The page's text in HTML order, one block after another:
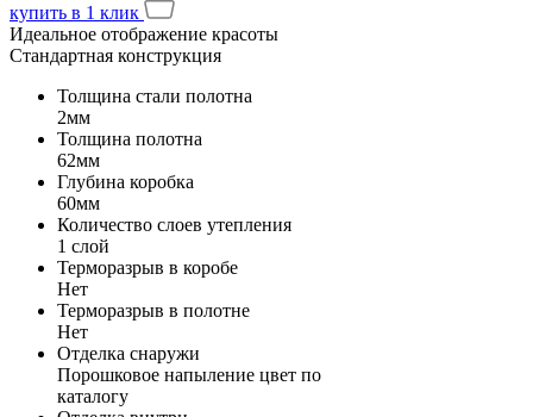
купить в 1 клик
Идеальное отображение красоты
Стандартная конструкция
Толщина стали полотна
2мм
Толщина полотна
62мм
Глубина коробка
60мм
Количество слоев утепления
1 слой
Терморазрыв в коробе
Нет
Терморазрыв в полотне
Нет
Отделка снаружи
Порошковое напыление цвет по
каталогу